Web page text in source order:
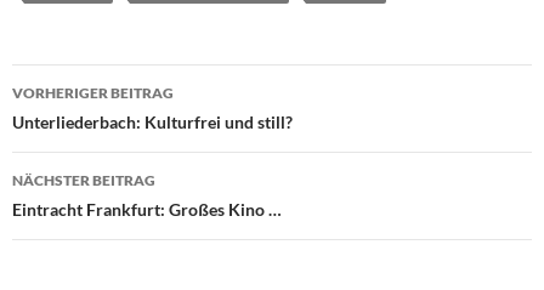
Beitragsnavigation
VORHERIGER BEITRAG
Unterliederbach: Kulturfrei und still?
NÄCHSTER BEITRAG
Eintracht Frankfurt: Großes Kino …